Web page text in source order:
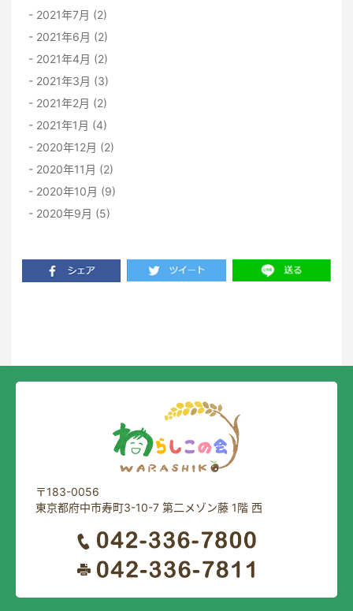
2021年7月 (2)
2021年6月 (2)
2021年4月 (2)
2021年3月 (3)
2021年2月 (2)
2021年1月 (4)
2020年12月 (2)
2020年11月 (2)
2020年10月 (9)
2020年9月 (5)
〒183-0056
東京都府中市寿町3-10-7 第二メゾン藤 1階 西